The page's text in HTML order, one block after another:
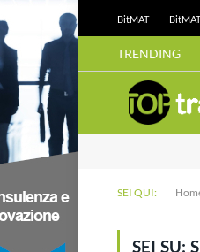
BitMAT
TRENDING
SEI QUI:
SEI SU: